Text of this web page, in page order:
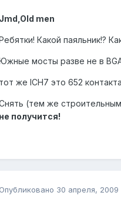
Jmd,Old men
Какой паяльник!?
мосты разве не в
тот же ICH7 это 652
(тем же
не получится!
Опубликовано 30 апреля, 2009